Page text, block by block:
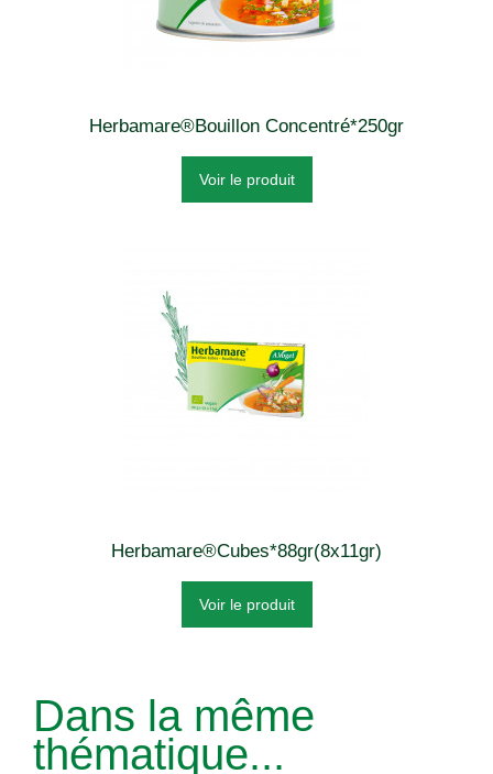
Herbamare®Bouillon Concentré*250gr
Voir le produit
Herbamare®Cubes*88gr(8x11gr)
Voir le produit
Dans la même
thématique...